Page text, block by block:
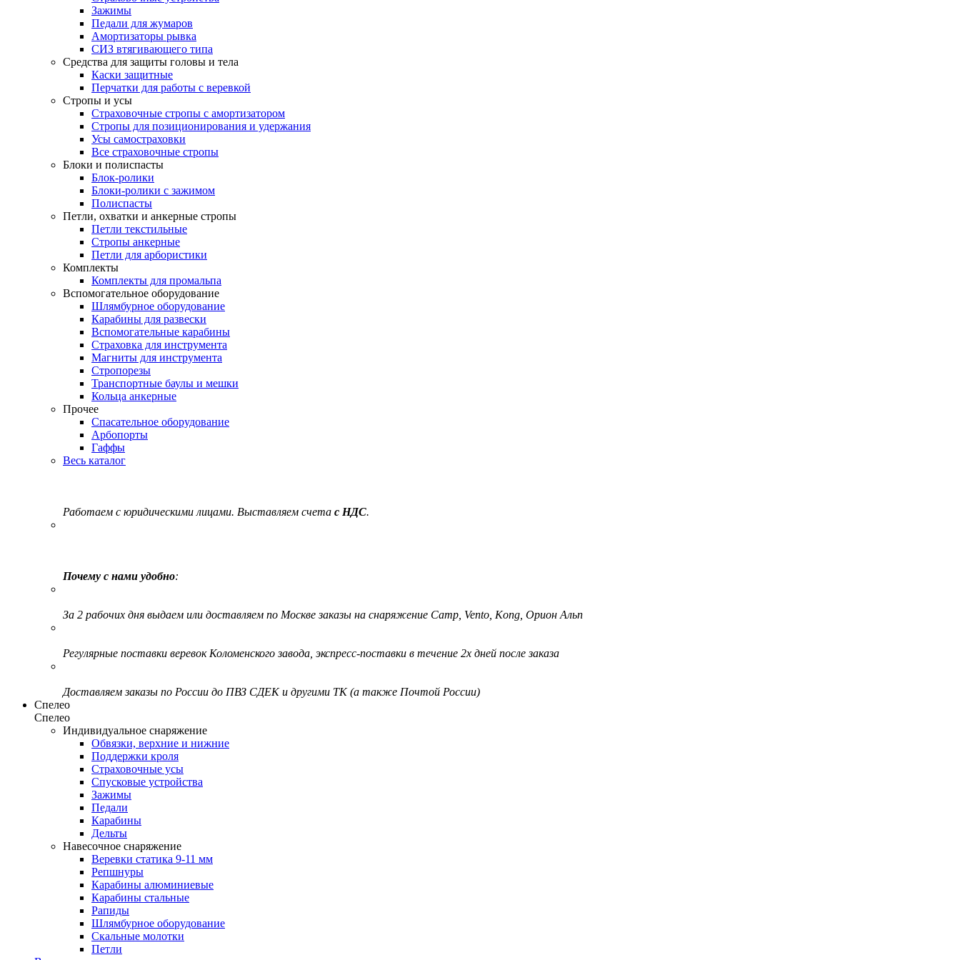
Зажимы
Педали для жумаров
Амортизаторы рывка
СИЗ втягивающего типа
Средства для защиты головы и тела
Каски защитные
Перчатки для работы с веревкой
Стропы и усы
Страховочные стропы с амортизатором
Стропы для позиционирования и удержания
Усы самостраховки
Все страховочные стропы
Блоки и полиспасты
Блок-ролики
Блоки-ролики с зажимом
Полиспасты
Петли, охватки и анкерные стропы
Петли текстильные
Стропы анкерные
Петли для арбористики
Комплекты
Комплекты для промальпа
Вспомогательное оборудование
Шлямбурное оборудование
Карабины для развески
Вспомогательные карабины
Страховка для инструмента
Магниты для инструмента
Стропорезы
Транспортные баулы и мешки
Кольца анкерные
Прочее
Спасательное оборудование
Арбопорты
Гаффы
Весь каталог
Работаем с юридическими лицами. Выставляем счета с НДС.
Почему с нами удобно:
За 2 рабочих дня выдаем или доставляем по Москве заказы на снаряжение Camp, Vento, Kong, Орион Альп
Регулярные поставки веревок Коломенского завода, экспресс-поставки в течение 2х дней после заказа
Доставляем заказы по России до ПВЗ СДЕК и другими ТК (а также Почтой России)
Спелео
Спелео
Индивидуальное снаряжение
Обвязки, верхние и нижние
Поддержки кроля
Страховочные усы
Спусковые устройства
Зажимы
Педали
Карабины
Дельты
Навесочное снаряжение
Веревки статика 9-11 мм
Репшнуры
Карабины алюминиевые
Карабины стальные
Рапиды
Шлямбурное оборудование
Скальные молотки
Петли